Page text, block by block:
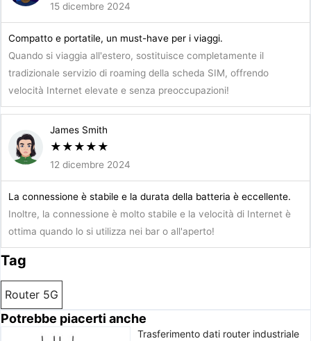
15 dicembre 2024
Compatto e portatile, un must-have per i viaggi.
Quando si viaggia all'estero, sostituisce completamente il
tradizionale servizio di roaming della scheda SIM, offrendo
velocità Internet elevate e senza preoccupazioni!
James Smith
★ ★ ★ ★ ★
12 dicembre 2024
La connessione è stabile e la durata della batteria è eccellente.
Inoltre, la connessione è molto stabile e la velocità di Internet è
ottima quando lo si utilizza nei bar o all'aperto!
Tag
Router 5G
Potrebbe piacerti anche
Trasferimento dati router industriale